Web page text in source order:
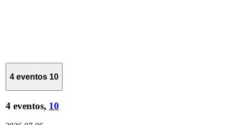
4 eventos 10
4 eventos, 10